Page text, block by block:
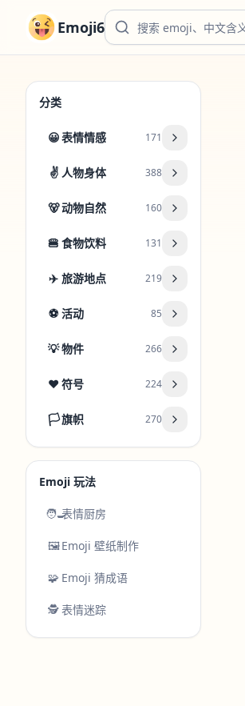
Emoji6
分类
😀表情情感 171
✌️ 人物身体 388
🐻动物自然 160
🍔 食物饮料 131
✈️ 旅游地点 219
⚽ 活动 85
💡物件 266
❤️符号 224
🏳️旗帜 270
Emoji 玩法
🧑‍🍳表情厨房
🖼️Emoji 壁纸制作
🧩 Emoji 猜成语
🕵️ 表情迷踪